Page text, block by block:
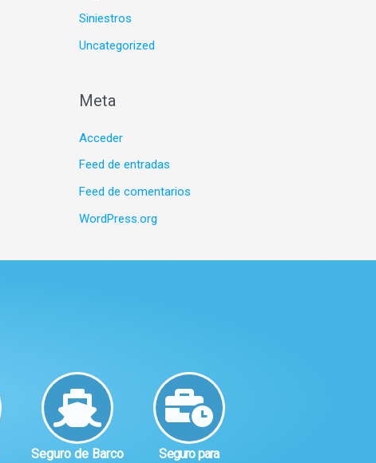
Siniestros
Uncategorized
Meta
Acceder
Feed de entradas
Feed de comentarios
WordPress.org
Seguro de Barco
Seguro para